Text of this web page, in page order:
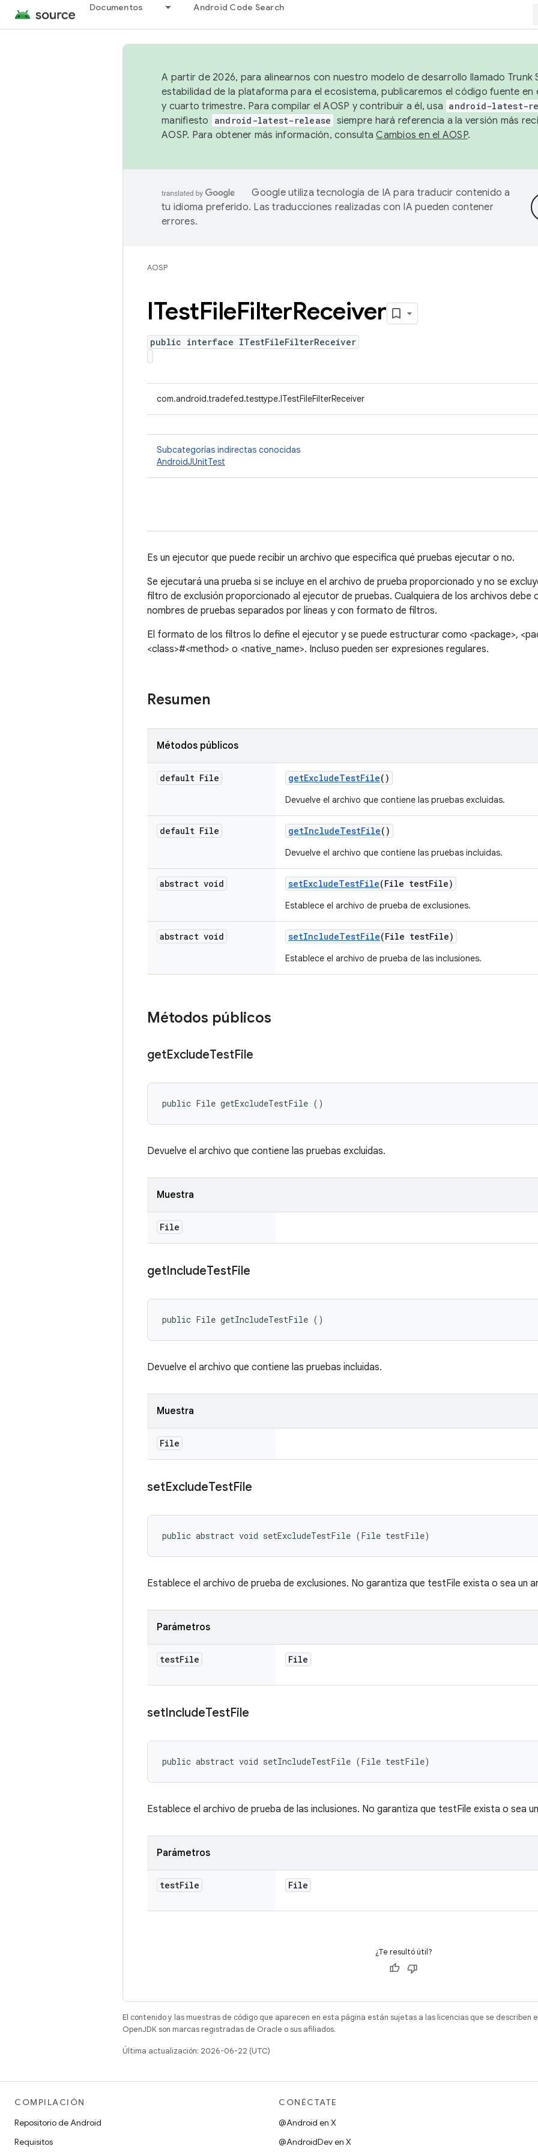
Documentos Android Code Search
A partir de 2026, para alinearnos con nuestro modelo de desarrollo llamado Trunk
estabilidad de la plataforma para el ecosistema, publicaremos el código fuente en
y cuarto trimestre. Para compilar el AOSP y contribuir a él, usa android-latest-
manifiesto
android-latest-release siempre hará referencia a la versión más
AOSP. Para obtener más información, consultaCambios en el AOSP.
Google utiliza tecnología de IA para traducir contenido a
tu idioma preferido. Las traducciones realizadas con IA pueden contener
errores.
AOSP
ITestFileFilterReceiver
public interface ITestFileFilterReceiver
com.android.tradefed.testtype.ITestFileFilterReceiver
Subcategorías indirectas conocidas
AndroidJUnitTest
Es un ejecutor que puede recibir un archivo que especifica qué pruebas ejecutar o no.
Se ejecutará una prueba si se incluye en el archivo de prueba proporcionado y no se
filtro de exclusión proporcionado al ejecutor de pruebas. Cualquiera de los archivos debe
nombres de pruebas separados por líneas y con formato de filtros.
El formato de los filtros lo define el ejecutor y se puede estructurar como <package>,
<class>#<method> o <native_name>. Incluso pueden ser expresiones regulares.
Resumen
Métodos públicos
default File getExcludeTestFile()
Devuelve el archivo que contiene las pruebas excluidas.
default File getIncludeTestFile()
Devuelve el archivo que contiene las pruebas incluidas.
abstract void setExcludeTestFile(File testFile)
Establece el archivo de prueba de exclusiones.
abstract void setIncludeTestFile(File testFile)
Establece el archivo de prueba de las inclusiones.
Métodos públicos
getExcludeTestFile
public File getExcludeTestFile ()
Devuelve el archivo que contiene las pruebas excluidas.
Muestra
File
getIncludeTestFile
public File getIncludeTestFile ()
Devuelve el archivo que contiene las pruebas incluidas.
Muestra
File
setExcludeTestFile
public abstract void setExcludeTestFile (File testFile)
Establece el archivo de prueba de exclusiones. No garantiza que testFile exista o sea un
Parámetros
testFile File
setIncludeTestFile
public abstract void setIncludeTestFile (File testFile)
Establece el archivo de prueba de las inclusiones. No garantiza que testFile exista o sea
Parámetros
testFile File
¿Te resultó útil?
El contenido y las muestras de código que aparecen en esta página están sujetas a las licencias que se describen
OpenJDK son marcas registradas de Oracle o sus afiliados.
Última actualización: 2026-06-22 (UTC)
COMPILACIÓN
Repositorio de Android
Requisitos
CONÉCTATE
@Android en X
@AndroidDev en X